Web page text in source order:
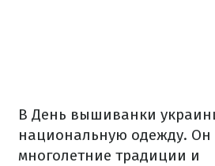
В День вышиванки
национальную одежду. Он
многолетние традиции и